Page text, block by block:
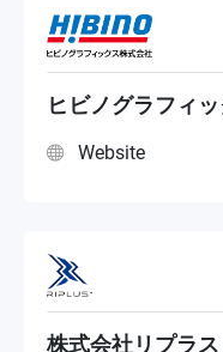
ヒビノグラフィ
Website
株式会社リプラス